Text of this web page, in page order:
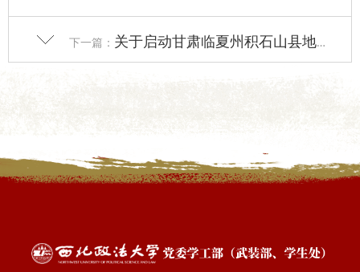
下一篇： 关于启动甘肃临夏州积石山县地震灾区学生临时困难专项资助通道的通知